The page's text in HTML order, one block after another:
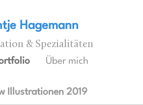
Hagemann
& Spezialitäten
Über mich
Illustrationen 2019